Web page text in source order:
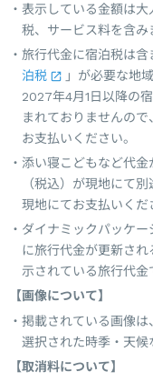
表示している金額は大
税、サービス料を含み
旅行代金に宿泊税は含
泊税
」が必要な地
2027年4月1日以降の
まれておりませんので
お支払いください。
添い寝こどもなど代
（税込）が現地にて
現地にてお支払いくだ
ダイナミックパッケ
に旅行代金が更新さ
示されている旅行代金
【画像について】
掲載されている画像
選択された時季・天候
【取消料について】